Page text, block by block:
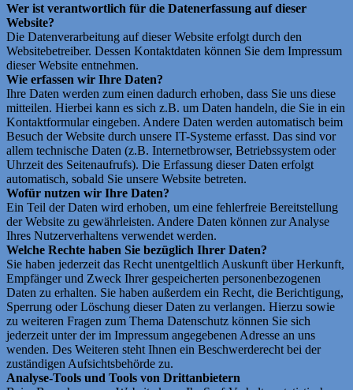
Wer ist verantwortlich für die Datenerfassung auf dieser
Website?
Die Datenverarbeitung auf dieser Website erfolgt durch den
Websitebetreiber. Dessen Kontaktdaten können Sie dem Impressum
dieser Website entnehmen.
Wie erfassen wir Ihre Daten?
Ihre Daten werden zum einen dadurch erhoben, dass Sie uns diese
mitteilen. Hierbei kann es sich z.B. um Daten handeln, die Sie in ein
Kontaktformular eingeben. Andere Daten werden automatisch beim
Besuch der Website durch unsere IT-Systeme erfasst. Das sind vor
allem technische Daten (z.B. Internetbrowser, Betriebssystem oder
Uhrzeit des Seitenaufrufs). Die Erfassung dieser Daten erfolgt
automatisch, sobald Sie unsere Website betreten.
Wofür nutzen wir Ihre Daten?
Ein Teil der Daten wird erhoben, um eine fehlerfreie Bereitstellung
der Website zu gewährleisten. Andere Daten können zur Analyse
Ihres Nutzerverhaltens verwendet werden.
Welche Rechte haben Sie bezüglich Ihrer Daten?
Sie haben jederzeit das Recht unentgeltlich Auskunft über Herkunft,
Empfänger und Zweck Ihrer gespeicherten personenbezogenen
Daten zu erhalten. Sie haben außerdem ein Recht, die Berichtigung,
Sperrung oder Löschung dieser Daten zu verlangen. Hierzu sowie
zu weiteren Fragen zum Thema Datenschutz können Sie sich
jederzeit unter der im Impressum angegebenen Adresse an uns
wenden. Des Weiteren steht Ihnen ein Beschwerderecht bei der
zuständigen Aufsichtsbehörde zu.
Analyse-Tools und Tools von Drittanbietern